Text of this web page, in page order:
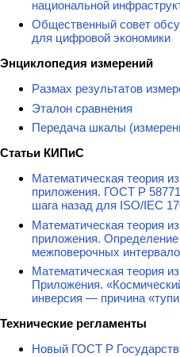
национальной
Общественный совет
для цифровой экономики
Энциклопедия измерений
Размах результатов
Эталон сравнения
Передача шкалы
Статьи КИПиС
Математическая теория
приложения. ГОСТ Р
шага назад для ISO/IEC
Математическая теория
приложения. Определение
межповерочных
Математическая теория
Приложения.
инверсия — причина
Технические регламенты
Новый ГОСТ Р